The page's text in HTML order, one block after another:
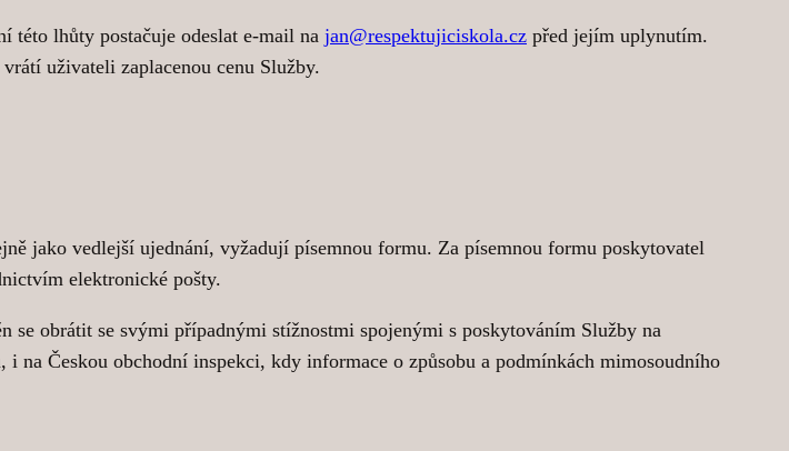
této lhůty postačuje odeslat e-mail na jan@respektujiciskola.cz před jejím uplynutím.
uživateli zaplacenou cenu Služby.
jako vedlejší ujednání, vyžadují písemnou formu. Za písemnou formu poskytovatel
elektronické pošty.
obrátit se svými případnými stížnostmi spojenými s poskytováním Služby na
Českou obchodní inspekci, kdy informace o způsobu a podmínkách mimosoudního